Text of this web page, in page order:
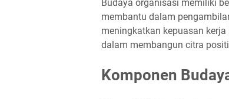
Budaya organisasi memiliki
membantu dalam
meningkatkan kepuasan
dalam membangun citra
Komponen